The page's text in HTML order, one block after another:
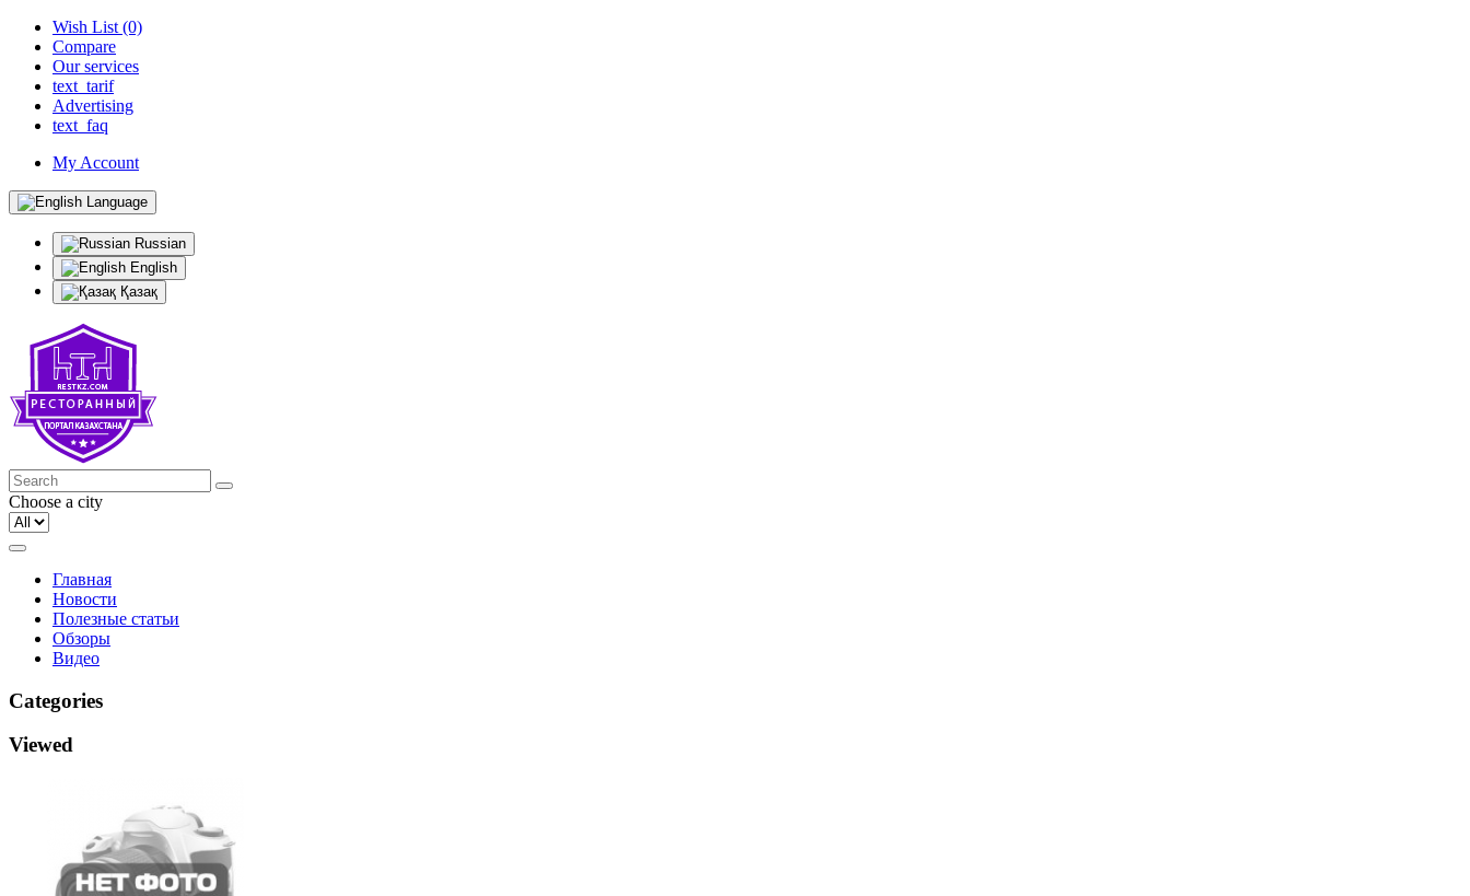
Wish List (0)
Compare
Our services
text_tarif
Advertising
text_faq
My Account
Language
Russian
English
Қазақ
Choose a city
Главная
Новости
Полезные статьи
Обзоры
Видео
Categories
Viewed